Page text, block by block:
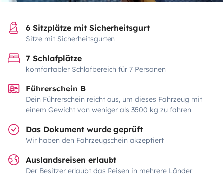
6 Sitzplätze mit Sicherheitsgurt
Sitze mit Sicherheitsgurten
7 Schlafplätze
komfortabler Schlafbereich für 7 Personen
Führerschein B
Dein Führerschein reicht aus, um dieses Fahrzeug mit
einem Gewicht von weniger als 3500 kg zu fahren
Das Dokument wurde geprüft
Wir haben den Fahrzeugschein akzeptiert
Auslandsreisen erlaubt
Der Besitzer erlaubt das Reisen in mehrere Länder